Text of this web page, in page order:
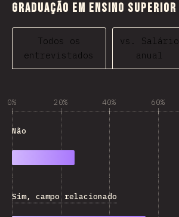
Graduação em Ensino Superior
Todos os
entrevistados
vs. Salário
anual
0% 20% 40% 60%
Não
Sim, campo relacionado